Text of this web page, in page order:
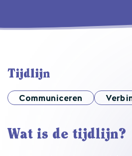
Tijdlijn
Communiceren
Wat is de tijdlijn?